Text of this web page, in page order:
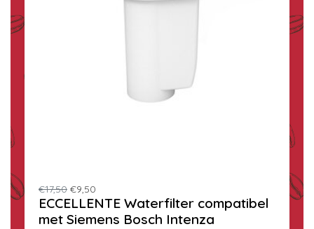
€17,50 €9,50
ECCELLENTE Waterfilter compatibel
met Siemens Bosch Intenza